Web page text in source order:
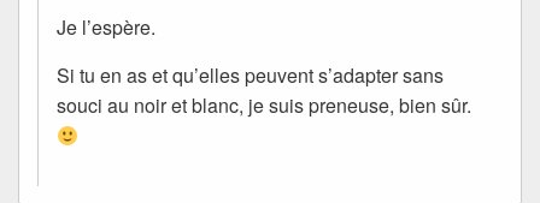
Je l’espère.
Si tu en as et qu’elles peuvent s’adapter sans
souci au noir et blanc, je suis preneuse, bien sûr.